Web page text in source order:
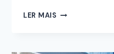
LER MAIS